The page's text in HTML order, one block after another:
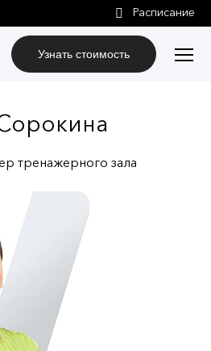
Узнать стоимость
тренажерного зала